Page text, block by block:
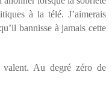
à la télé. J’aimerais
bannisse à jamais cette
valent. Au degré zéro de